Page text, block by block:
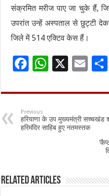
संक्रमित मरीज पाए जा चुके हैं,
उपरांत उन्हें अस्पताल से छुट्टी
जिले में 514 एक्टिव केस हैं।
F
e
b
o
W
at
p
X
E
ai
Previous
हरियाणा के उप मुख्यमंत्री सच्चखंड
हरिमंदिर साहिब हुए नतमस्तक
Related Articles